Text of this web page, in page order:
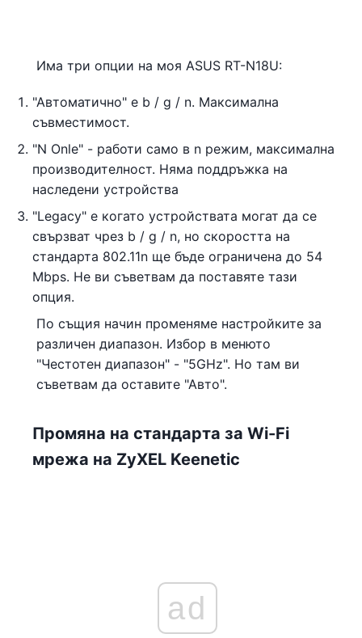
Има три опции на моя ASUS RT-N18U:
"Автоматично" е b / g / n. Максимална
съвместимост.
"N Onle" - работи само в n режим, максимална
производителност. Няма поддръжка на
наследени устройства
"Legacy" е когато устройствата могат да се
свързват чрез b / g / n, но скоростта на
стандарта 802.11n ще бъде ограничена до 54
Mbps. Не ви съветвам да поставяте тази
опция.
По същия начин променяме настройките за
различен диапазон. Избор в менюто
"Честотен диапазон" - "5GHz". Но там ви
съветвам да оставите "Авто".
Промяна на стандарта за Wi-Fi
мрежа на ZyXEL Keenetic
ad